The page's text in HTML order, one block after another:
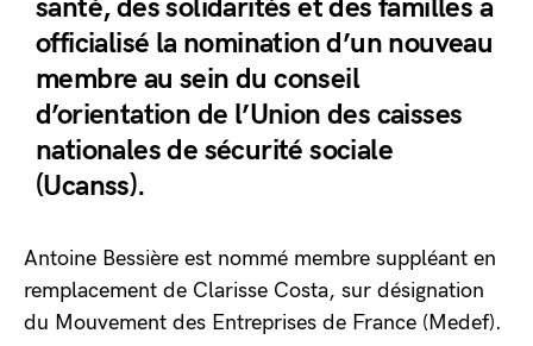
santé, des solidarités et des familles a
officialisé la nomination d’un nouveau
membre au sein du conseil
d’orientation de l’Union des caisses
nationales de sécurité sociale
(Ucanss).
Antoine Bessière est nommé membre suppléant en
remplacement de Clarisse Costa, sur désignation
du Mouvement des Entreprises de France (Medef).